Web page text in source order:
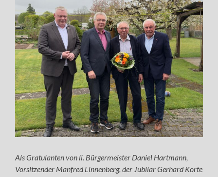
Als Gratulanten von li. Bürgermeister Daniel Hartmann,
Vorsitzender Manfred Linnenberg, der Jubilar Gerhard Korte